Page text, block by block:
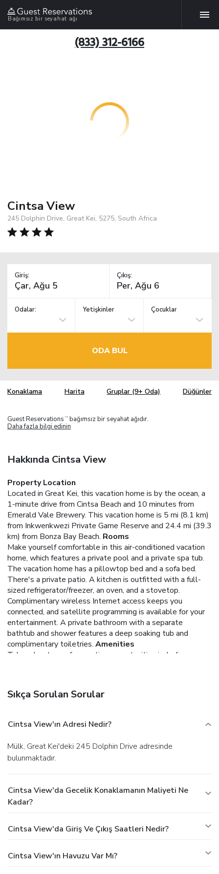
Bağımsız bir seyahat ağı
(833) 312-6166
Cintsa View
245 Dolphin Drive, Great Kei, 5275, South Africa
Giriş: Çıkış:
Odalar: Yetişkinler Çocuklar
ODA BUL
Konaklama Harita Gruplar (9+ Oda) Düğünler
Guest Reservations TM bağımsız bir seyahat ağıdır.
Daha fazla bilgi edinin
Hakkında Cintsa View
Property Location
Located in Great Kei, this vacation home is by the ocean, a
1-minute drive from Cintsa Beach and 10 minutes from
Emerald Vale Brewery. This vacation home is 5 mi (8.1 km)
from Inkwenkwezi Private Game Reserve and 24.4 mi (39.3
km) from Bonza Bay Beach. Rooms
Make yourself comfortable in this air-conditioned vacation
home, which features a private pool and a private spa tub.
The vacation home has a pillowtop bed and a sofa bed.
There's a private patio. A kitchen is outfitted with a full-
sized refrigerator/freezer, an oven, and a stovetop.
Complimentary wireless Internet access keeps you
connected, and satellite programming is available for your
entertainment. A private bathroom with a separate
bathtub and shower features a deep soaking tub and
complimentary toiletries. Amenities
Take advantage of recreation opportunities including an
Featured amenities include laundry facilities, a safe deposit
parking is available onsite.
Sıkça Sorulan Sorular
Cintsa View'ın Adresi Nedir?
Mülk, Great Kei'deki 245 Dolphin Drive adresinde
bulunmaktadır.
Cintsa View'da Gecelik Konaklamanın Maliyeti Ne
Kadar?
Cintsa View'da Giriş Ve Çıkış Saatleri Nedir?
Cintsa View'ın Havuzu Var Mı?